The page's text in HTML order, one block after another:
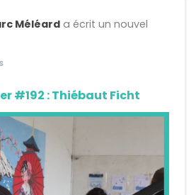
Méléard a écrit un nouvel
#192 : Thiébaut Ficht